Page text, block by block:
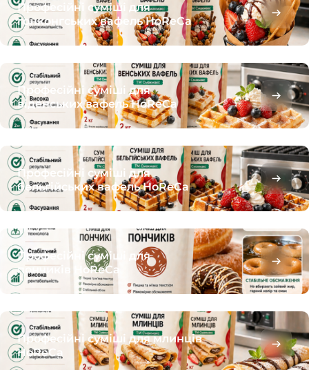
Професійні суміші для
гонконгських вафель HoReCa
Професійні суміші для
віденських вафель HoReCa
Професійні суміші для
бельгійських вафель HoReCa
Професійні суміші для
пончиків HoReCa
Професійні суміші для млинців
HoReCa